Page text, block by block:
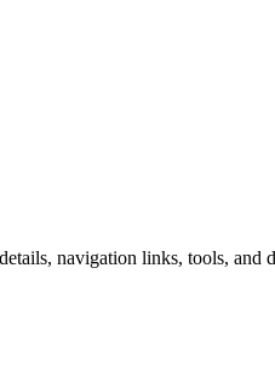
navigation links, tools, and